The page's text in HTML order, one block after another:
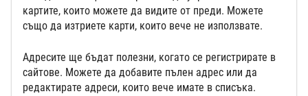
картите, които можете да видите от преди. Можете
също да изтриете карти, които вече не използвате.
Адресите ще бъдат полезни, когато се регистрирате в
сайтове. Можете да добавите пълен адрес или да
редактирате адреси, които вече имате в списъка.